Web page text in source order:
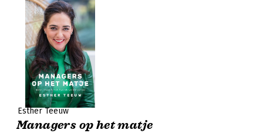
Esther Teeuw
Managers op het matje